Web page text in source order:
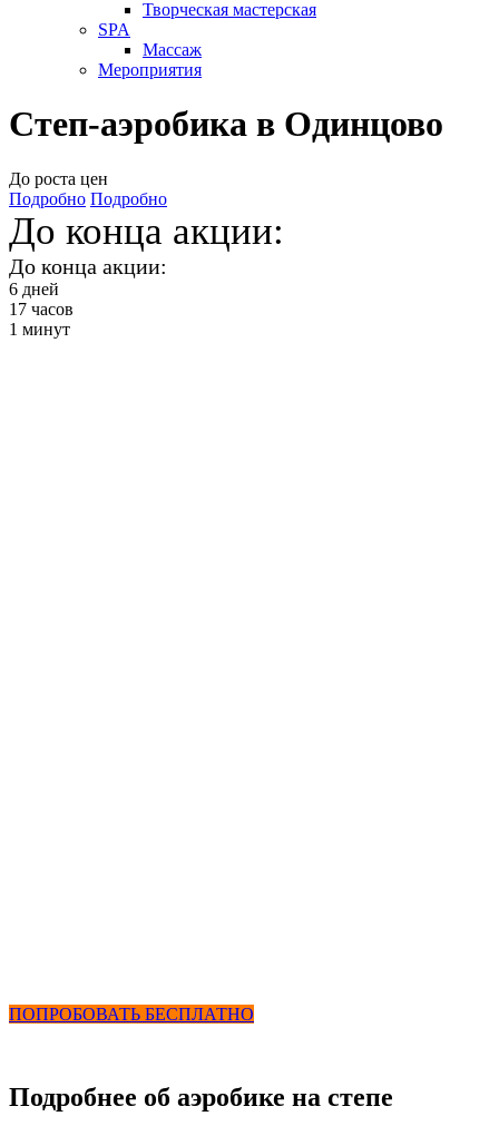
Творческая мастерская
SPA
Массаж
Мероприятия
Степ-аэробика в Одинцово
До роста цен
Подробно Подробно
До конца акции:
До конца акции:
6 дней
17 часов
1 минут
ПОПРОБОВАТЬ БЕСПЛАТНО
Подробнее об аэробике на степе